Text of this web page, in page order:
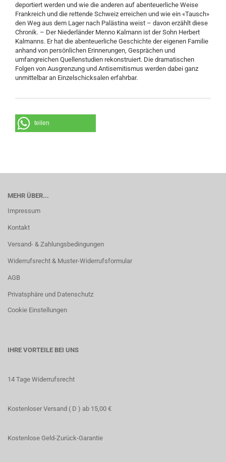
deportiert werden und wie die anderen auf abenteuer­liche Weise
Frankreich und die rettende Schweiz erreichen und wie ein «Tausch»
den Weg aus dem Lager nach Paläs­tina weist – davon erzählt diese
Chronik. – Der Niederländer Menno Kalmann ist der Sohn Herbert
Kalmanns. Er hat die abenteuerliche Geschichte der eigenen Familie
anhand von persönlichen Erinnerungen, Gesprächen und
umfangreichen Quellenstudien rekonstruiert. Die dramatischen
Folgen von Ausgrenzung und Antisemitismus werden dabei ganz
unmittelbar an Einzelschicksalen erfahrbar.
teilen
MEHR ÜBER...
Impressum
Kontakt
Versand- & Zahlungsbedingungen
Widerrufsrecht & Muster-Widerrufsformular
AGB
Privatsphäre und Datenschutz
Cookie Einstellungen
IHRE VORTEILE BEI UNS
14 Tage Widerrufsrecht
Kostenloser Versand ( D ) ab 15,00 €
Kostenlose Geld-Zurück-Garantie